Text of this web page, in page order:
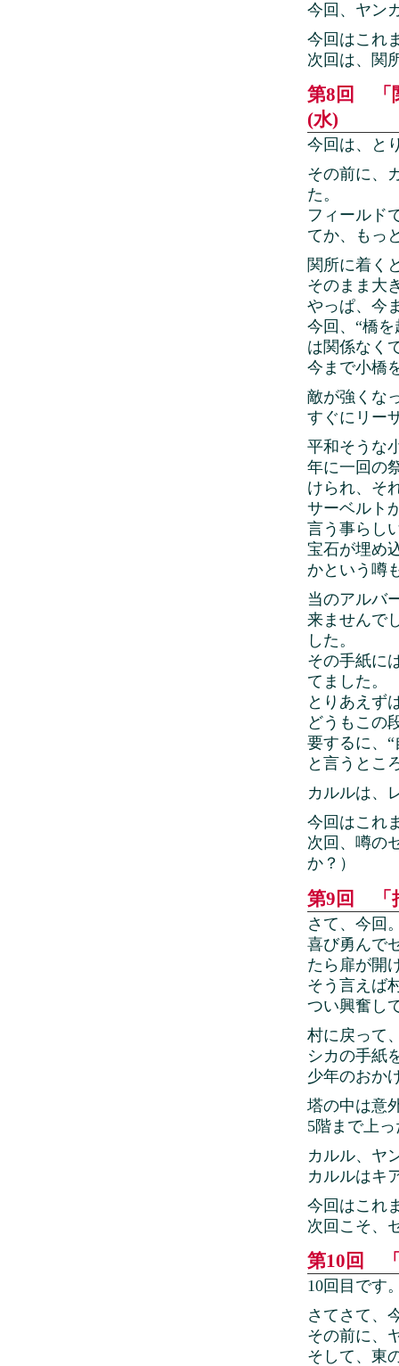
今回、ヤン
今回はこれ
次回は、関
第8回 「
(水)
今回は、と
その前に、
た。
フィールド
てか、もっ
関所に着く
そのまま大
やっぱ、今
今回、“橋
は関係なく
今まで小橋
敵が強くな
すぐにリー
平和そうな
年に一回の
けられ、そ
サーベルト
言う事らし
宝石が埋め
かという噂
当のアルバ
来ませんで
した。
その手紙に
てました。
とりあえず
どうもこの
要するに、
と言うとこ
カルルは、
今回はこれ
次回、噂の
か？）
第9回 「
さて、今回
喜び勇んで
たら扉が開
そう言えば
つい興奮し
村に戻って
シカの手紙
少年のおか
塔の中は意
5階まで上
カルル、ヤ
カルルはキ
今回はこれ
次回こそ、
第10回 「
10回目です
さてさて、
その前に、
そして、東